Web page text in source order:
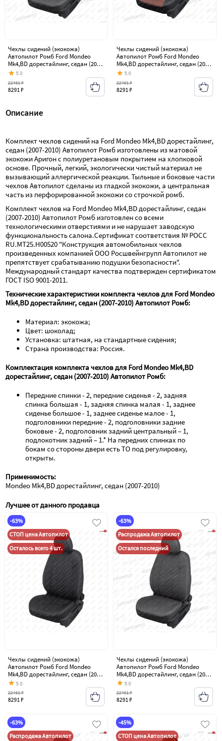
Чехлы сидений (экокожа)
Автопилот Ромб Ford Mondeo
Mk4,BD дорестайлинг, седан (2007-
2010)
5.0
8291 ₽
22461 ₽
Чехлы сидений (экокожа)
Автопилот Ромб Ford Mondeo
Mk4,BD дорестайлинг, седан (2007-
2010)
5.0
8291 ₽
22461 ₽
Описание
Комплект чехлов сидений на Ford Mondeo Mk4,BD дорестайлинг,
седан (2007-2010) Автопилот Ромб изготовлены из матовой
экокожи Аригон с полиуретановым покрытием на хлопковой
основе. Прочный, легкий, экологически чистый материал не
вызывающий аллергической реакции. Тыльные и боковые части
чехлов Автопилот сделаны из гладкой экокожи, а центральная
часть из перфорированной экокожи со строчкой ромб.
Комплект чехлов на Ford Mondeo Mk4,BD дорестайлинг, седан
(2007-2010) Автопилот Ромб изготовлен со всеми
технологическими отверстиями и не нарушает заводскую
функциональность салона.Сертификат соответствия № РОСС
RU.МТ25.Н00520 "Конструкция автомобильных чехлов
произведенных компанией ООО Росшвейнгрупп Автопилот не
препятствует срабатыванию подушки безопасности".
Международный стандарт качества подтвержден сертификатом
ГОСТ ISO 9001-2011.
Технические характеристики комплекта чехлов для Ford Mondeo
Mk4,BD дорестайлинг, седан (2007-2010) Автопилот Ромб:
Материал: экокожа;
Цвет: шоколад;
Установка: штатная, на стандартные сидения;
Страна производства: Россия.
Комплектация комплекта чехлов для Ford Mondeo Mk4,BD
дорестайлинг, седан (2007-2010) Автопилот Ромб:
Передние спинки - 2, передние сиденья - 2, задняя
спинка большая - 1, задняя спинка малая - 1, заднее
сиденье большое - 1, заднее сиденье малое - 1,
подголовники передние - 2, подголовники задние
боковые - 2, подголовник задний центральный – 1,
подлокотник задний – 1.* На передних спинках по
бокам со стороны двери есть ТО под регулировку,
открыты.
Применимость:
Mondeo Mk4,BD дорестайлинг, седан (2007-2010)
Лучшее от данного продавца
-63%
СТОП цена Автопилот
Осталось всего 4 шт.
Чехлы сидений (экокожа)
Автопилот Ромб Ford Mondeo
Mk4,BD дорестайлинг, седан (2007-
2010)
5.0
8291 ₽
22461 ₽
-63%
Распродажа Автопилот
Остался последний
Чехлы сидений (экокожа)
Автопилот Ромб Ford Mondeo
Mk4,BD дорестайлинг, седан (2007-
2010)
5.0
8291 ₽
22461 ₽
-63%
Распродажа Автопилот
-45%
СТОП цена Автопилот